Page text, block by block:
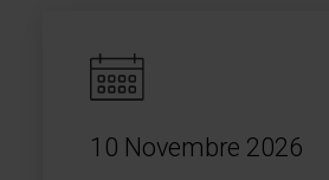
10 Novembre 2026